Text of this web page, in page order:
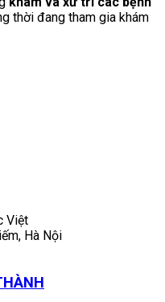
thời đang tham gia khám
Việt
Hà Nội